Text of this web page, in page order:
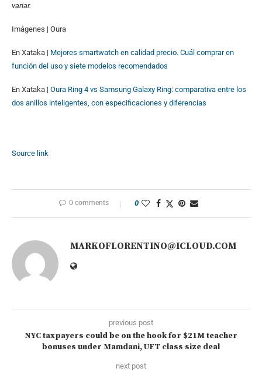
variar.
Imágenes | Oura
En Xataka | Mejores smartwatch en calidad precio. Cuál comprar en
función del uso y siete modelos recomendados
En Xataka | Oura Ring 4 vs Samsung Galaxy Ring: comparativa entre los
dos anillos inteligentes, con especificaciones y diferencias
Source link
0 comments 0
MARKOFLORENTINO@ICLOUD.COM
previous post
NYC taxpayers could be on the hook for $21M teacher
bonuses under Mamdani, UFT class size deal
next post